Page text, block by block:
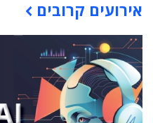
אירועים קרובים